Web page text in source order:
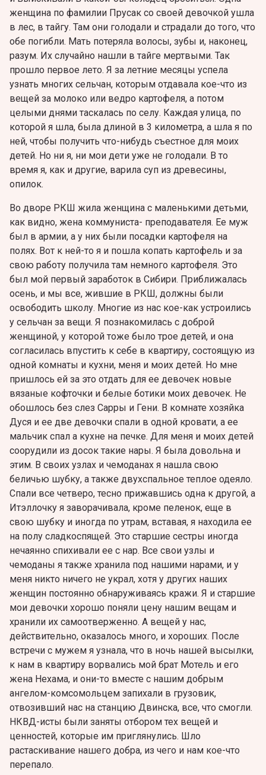
женщина по фамилии Прусак со своей девочкой ушла
в лес, в тайгу. Там они голодали и страдали до того, что
обе погибли. Мать потеряла волосы, зубы и, наконец,
разум. Их случайно нашли в тайге мертвыми. Так
прошло первое лето. Я за летние месяцы успела
узнать многих сельчан, которым отдавала кое-что из
вещей за молоко или ведро картофеля, а потом
целыми днями таскалась по селу. Каждая улица, по
которой я шла, была длиной в 3 километра, а шла я по
ней, чтобы получить что-нибудь съестное для моих
детей. Но ни я, ни мои дети уже не голодали. В то
время я, как и другие, варила суп из древесины,
опилок.
Во дворе РКШ жила женщина с маленькими детьми,
как видно, жена коммуниста- преподавателя. Ее муж
был в армии, а у них были посадки картофеля на
полях. Вот к ней-то я и пошла копать картофель и за
свою работу получила там немного картофеля. Это
был мой первый заработок в Сибири. Приближалась
осень, и мы все, жившие в РКШ, должны были
освободить школу. Многие из нас кое-как устроились
у сельчан за вещи. Я познакомилась с доброй
женщиной, у которой тоже было трое детей, и она
согласилась впустить к себе в квартиру, состоящую из
одной комнаты и кухни, меня и моих детей. Но мне
пришлось ей за это отдать для ее девочек новые
вязаные кофточки и белые ботики моих девочек. Не
обошлось без слез Сарры и Гени. В комнате хозяйка
Дуся и ее две девочки спали в одной кровати, а ее
мальчик спал а кухне на печке. Для меня и моих детей
соорудили из досок такие нары. Я была довольна и
этим. В своих узлах и чемоданах я нашла свою
беличью шубку, а также двухспальное теплое одеяло.
Спали все четверо, тесно прижавшись одна к другой, а
Итэллочку я заворачивала, кроме пеленок, еще в
свою шубку и иногда по утрам, вставая, я находила ее
на полу сладкоспящей. Это старшие сестры иногда
нечаянно спихивали ее с нар. Все свои узлы и
чемоданы я также хранила под нашими нарами, и у
меня никто ничего не украл, хотя у других наших
женщин постоянно обнаруживаясь кражи. Я и старшие
мои девочки хорошо поняли цену нашим вещам и
хранили их самоотверженно. А вещей у нас,
действительно, оказалось много, и хороших. После
встречи с мужем я узнала, что в ночь нашей высылки,
к нам в квартиру ворвались мой брат Мотель и его
жена Нехама, и они-то вместе с нашим добрым
ангелом-комсомольцем запихали в грузовик,
отвозивший нас на станцию Двинска, все, что смогли.
НКВД-исты были заняты отбором тех вещей и
ценностей, которые им приглянулись. Шло
растаскивание нашего добра, из чего и нам кое-что
перепало.